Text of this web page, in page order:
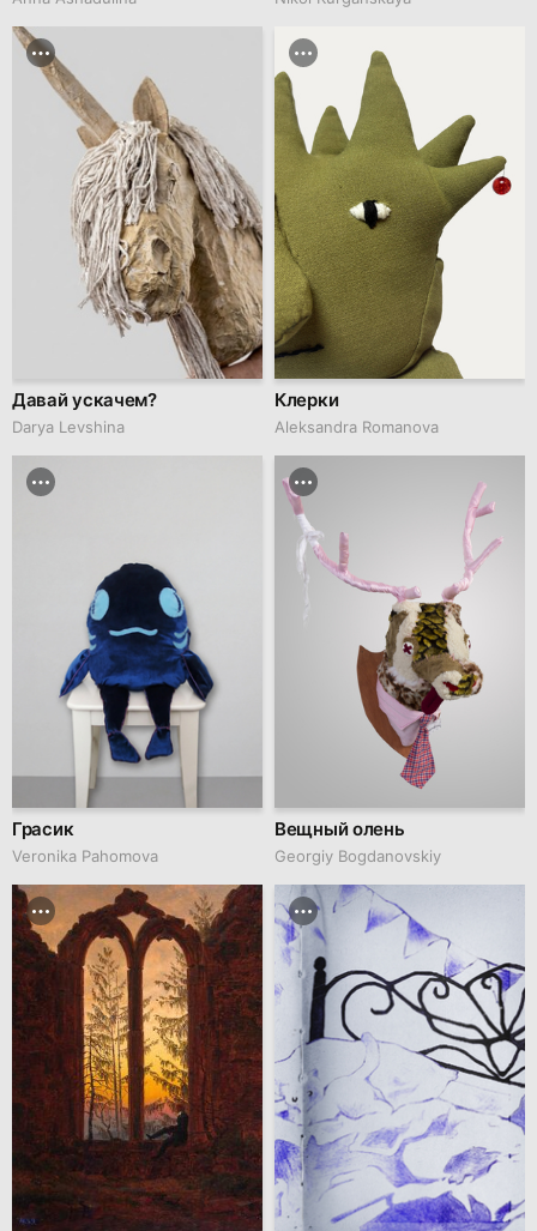
Давай ускачем?
Darya Levshina
Клерки
Aleksandra Romanova
Грасик
Veronika Pahomova
Вещный олень
Georgiy Bogdanovskiy